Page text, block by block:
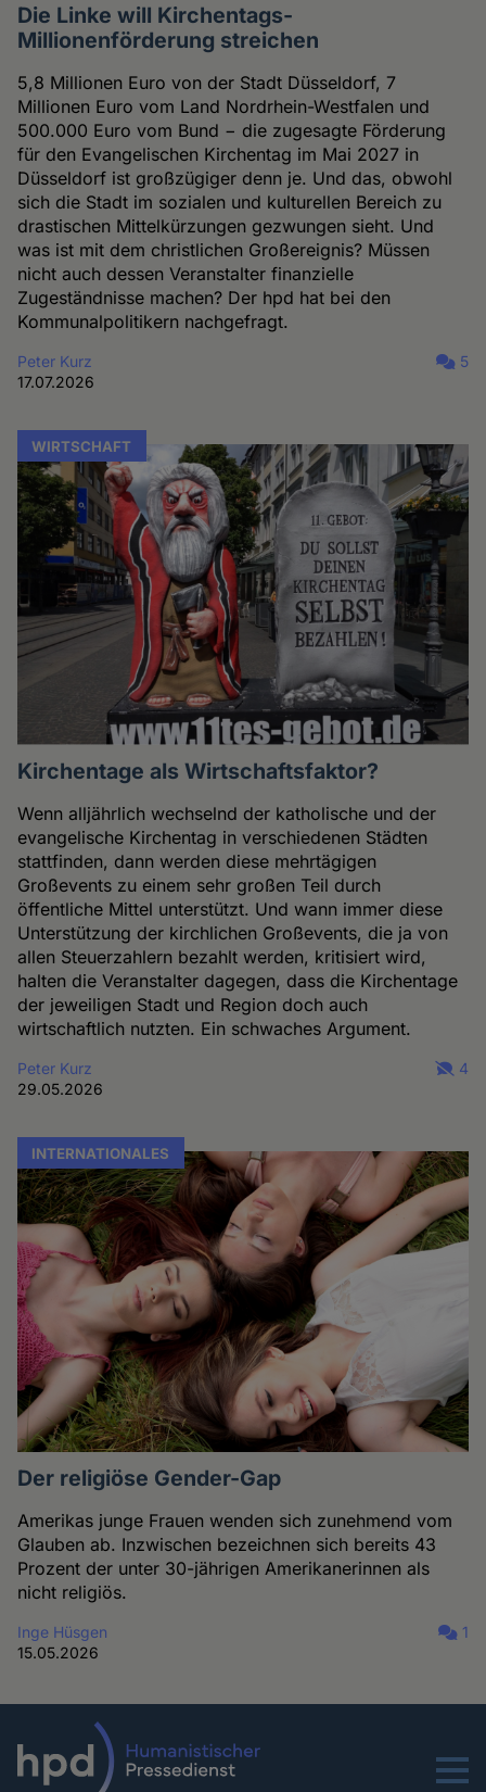
Die Linke will Kirchentags-
Millionenförderung streichen
5,8 Millionen Euro von der Stadt Düsseldorf, 7
Millionen Euro vom Land Nordrhein-Westfalen und
500.000 Euro vom Bund − die zugesagte Förderung
für den Evangelischen Kirchentag im Mai 2027 in
Düsseldorf ist großzügiger denn je. Und das, obwohl
sich die Stadt im sozialen und kulturellen Bereich zu
drastischen Mittelkürzungen gezwungen sieht. Und
was ist mit dem christlichen Großereignis? Müssen
nicht auch dessen Veranstalter finanzielle
Zugeständnisse machen? Der hpd hat bei den
Kommunalpolitikern nachgefragt.
Peter Kurz
17.07.2026
5
WIRTSCHAFT
Kirchentage als Wirtschaftsfaktor?
Wenn alljährlich wechselnd der katholische und der
evangelische Kirchentag in verschiedenen Städten
stattfinden, dann werden diese mehrtägigen
Großevents zu einem sehr großen Teil durch
öffentliche Mittel unterstützt. Und wann immer diese
Unterstützung der kirchlichen Großevents, die ja von
allen Steuerzahlern bezahlt werden, kritisiert wird,
halten die Veranstalter dagegen, dass die Kirchentage
der jeweiligen Stadt und Region doch auch
wirtschaftlich nutzten. Ein schwaches Argument.
Peter Kurz
29.05.2026
4
INTERNATIONALES
Der religiöse Gender-Gap
Amerikas junge Frauen wenden sich zunehmend vom
Glauben ab. Inzwischen bezeichnen sich bereits 43
Prozent der unter 30-jährigen Amerikanerinnen als
nicht religiös.
Inge Hüsgen
15.05.2026
1
Menu